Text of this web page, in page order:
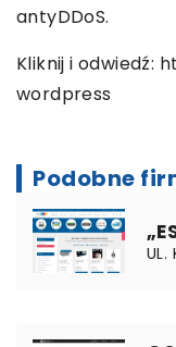
antyDDoS.
Kliknij i odwiedź:
wordpress
Podobne